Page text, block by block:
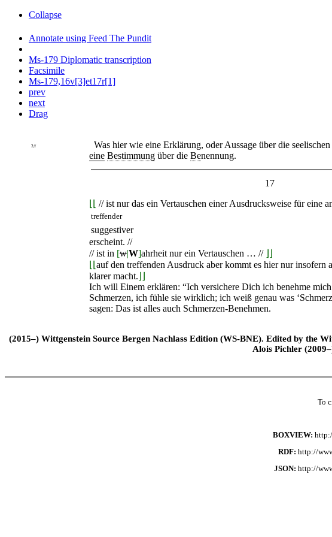
Collapse
Annotate using Feed The Pundit
Ms-179 Diplomatic transcription
Facsimile
Ms-179,16v[3]et17r[1]
prev
next
Drag
?// Was hier wie eine Erklärung, oder Aussage über die
eine Bestimmung über die Benennung.
17
// ist nur das ein Vertauschen einer Ausdrucksweise für eine
treffender
suggestiver
erscheint. //
// ist in [w|W]ahrheit nur ein Vertauschen … //
auf den treffenden Ausdruck aber kommt es hier nur insofern
klarer macht.
Ich will Einem erklären: “Ich versichere Dich ich benehme
Schmerzen, ich fühle sie wirklich; ich weiß genau was
sagen: Das ist alles auch Schmerzen-Benehmen.
(2015–) Wittgenstein Source Bergen Nachlass Edition (WS-BNE). Edited by the
Alois Pichler
To
BOXVIEW:
RDF: http://
JSON: http://